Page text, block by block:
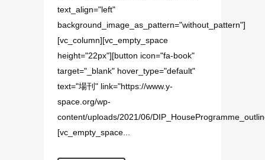
text_align="left"
background_image_as_pattern="without_pattern"]
[vc_column][vc_empty_space
height="22px"][button icon="fa-book"
target="_blank" hover_type="default"
text="場刊" link="https://www.y-
space.org/wp-
content/uploads/2021/06/
[vc_empty_space...